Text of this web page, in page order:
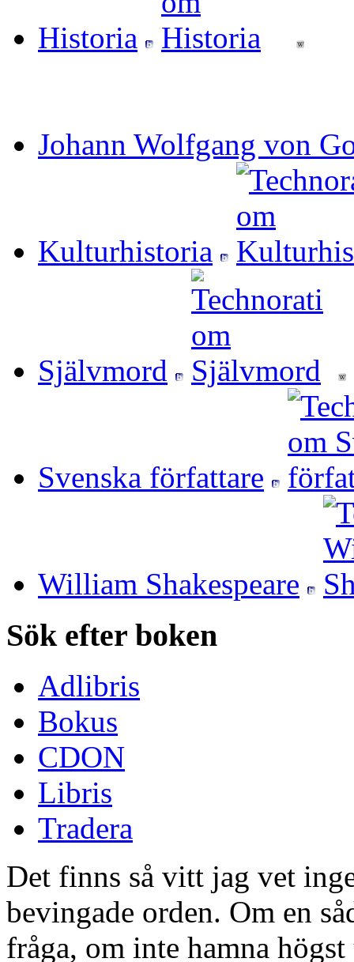
Historia
Johann Wolfgang von
Kulturhistoria
Självmord
Svenska författare
William Shakespeare
Sök efter boken
Adlibris
Bokus
CDON
Libris
Tradera
Det finns så vitt jag vet
bevingade orden. Om en
fråga, om inte hamna